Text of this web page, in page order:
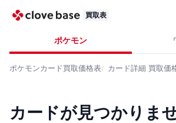
買取表
ポケモン
ポケモンカード買取価格表 カード詳細 買取価
カードが見つかりま